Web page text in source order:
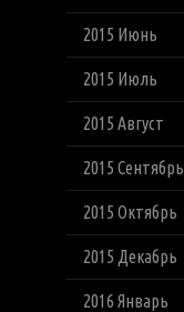
2015 Июнь
2015 Июль
2015 Август
2015 Сентябрь
2015 Октябрь
2015 Декабрь
2016 Январь